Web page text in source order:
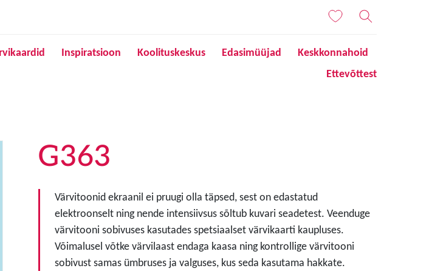
Inspiratsioon Koolituskeskus Edasimüüjad
Keskkonnahoid
Ettevõttest
G363
Värvitoonid ekraanil ei pruugi olla täpsed, sest on edastatud
elektroonselt ning nende intensiivsus sõltub kuvari seadetest. Veenduge
värvitooni sobivuses kasutades spetsiaalset värvikaarti kaupluses.
Võimalusel võtke värvilaast endaga kaasa ning kontrollige värvitooni
sobivust samas ümbruses ja valguses, kus seda kasutama hakkate.